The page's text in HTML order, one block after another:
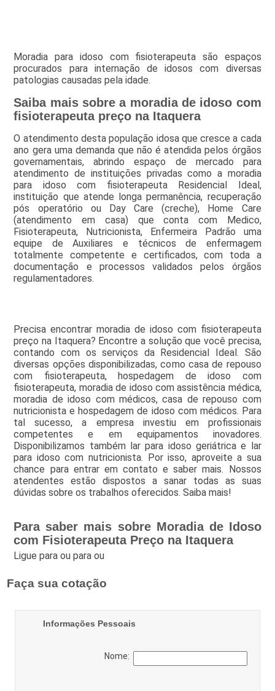
Moradia para idoso com fisioterapeuta são espaços
procurados para internação de idosos com diversas
patologias causadas pela idade.
Saiba mais sobre a moradia de idoso com
fisioterapeuta preço na Itaquera
O atendimento desta população idosa que cresce a cada
ano gera uma demanda que não é atendida pelos órgãos
governamentais, abrindo espaço de mercado para
atendimento de instituições privadas como a moradia
para idoso com fisioterapeuta Residencial Ideal,
instituição que atende longa permanência, recuperação
pós operatório ou Day Care (creche), Home Care
(atendimento em casa) que conta com Medico,
Fisioterapeuta, Nutricionista, Enfermeira Padrão uma
equipe de Auxiliares e técnicos de enfermagem
totalmente competente e certificados, com toda a
documentação e processos validados pelos órgãos
regulamentadores.
Precisa encontrar moradia de idoso com fisioterapeuta
preço na Itaquera? Encontre a solução que você precisa,
contando com os serviços da Residencial Ideal. São
diversas opções disponibilizadas, como casa de repouso
com fisioterapeuta, hospedagem de idoso com
fisioterapeuta, moradia de idoso com assistência médica,
moradia de idoso com médicos, casa de repouso com
nutricionista e hospedagem de idoso com médicos. Para
tal sucesso, a empresa investiu em profissionais
competentes e em equipamentos inovadores.
Disponibilizamos também lar para idoso geriátrica e lar
para idoso com nutricionista. Por isso, aproveite a sua
chance para entrar em contato e saber mais. Nossos
atendentes estão dispostos a sanar todas as suas
dúvidas sobre os trabalhos oferecidos. Saiba mais!
Para saber mais sobre Moradia de Idoso
com Fisioterapeuta Preço na Itaquera
Ligue paraou paraou
Faça sua cotação
Informações Pessoais
Nome: